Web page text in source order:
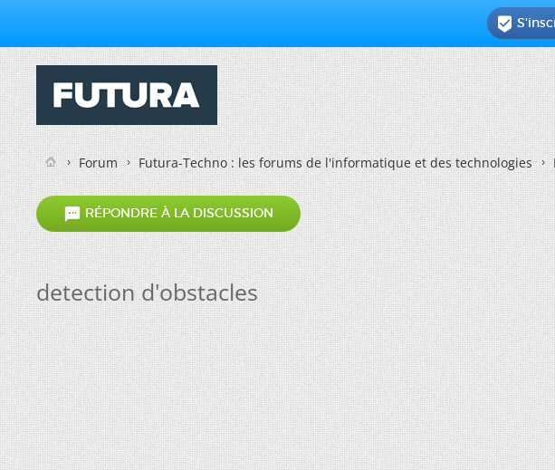

Forum Futura-Techno : les forums de l'informatique et des technologies
 RÉPONDRE À LA DISCUSSION
detection d'obstacles